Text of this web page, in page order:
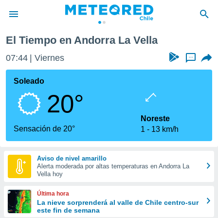
de
por
que se
calidad.
a este
las
y
forma
digital
basada
El Tiempo en Andorra La Vella
07:44 Viernes ...
Soleado
20°
Sensación de 20°
Noreste
1
13 km/h
Aviso de nivel amarillo
Alerta moderada por altas temperaturas en Andorra La
Vella hoy
Última hora
La nieve sorprenderá al valle de Chile centro-sur
este fin de semana